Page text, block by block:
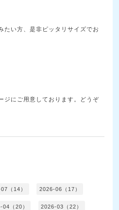
たい方、是非ピッタリサイズでお
ジにご用意しております。どうぞ
（14） 2026-06（17）
04（20） 2026-03（22）